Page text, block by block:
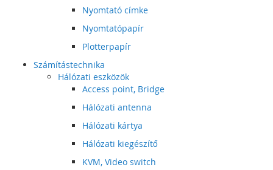
Nyomtató címke
Nyomtatópapír
Plotterpapír
Számítástechnika
Hálózati eszközök
Access point, Bridge
Hálózati antenna
Hálózati kártya
Hálózati kiegészítő
KVM, Video switch